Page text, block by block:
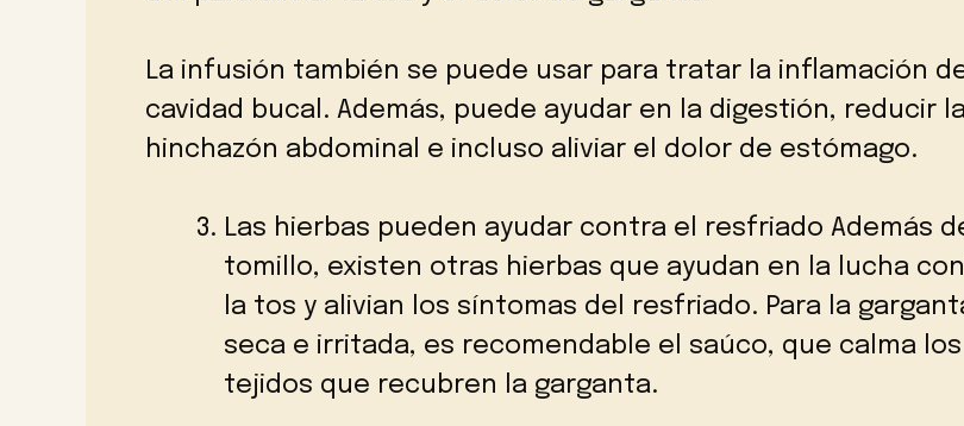
La infusión también se puede usar para tratar la inflamación
cavidad bucal. Además, puede ayudar en la digestión, reducir
hinchazón abdominal e incluso aliviar el dolor de estómago.
Las hierbas pueden ayudar contra el resfriado Además
tomillo, existen otras hierbas que ayudan en la lucha
la tos y alivian los síntomas del resfriado. Para la
seca e irritada, es recomendable el saúco, que calma los
tejidos que recubren la garganta.